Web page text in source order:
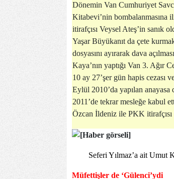
Dönemin Van Cumhuriyet
Kitabevi’nin bombalanmasına
itirafçısı Veysel Ateş’in sanık
Yaşar Büyükanıt da çete
dosyasını ayırarak dava
Kaya’nın yaptığı Van 3. Ağır
10 ay 27’şer gün hapis cezası
Eylül 2010’da yapılan
2011’de tekrar mesleğe kabul
Özcan İldeniz ile PKK
Seferi Yılmaz’a ait Umut
Müfettişler de ‘Gülenci’ydi